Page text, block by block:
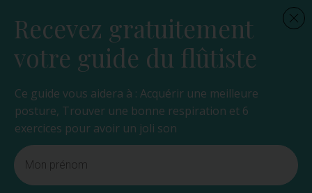
Recevez gratuitement
votre guide du flûtiste
Ce guide vous aidera à : Acquérir une meilleure
posture, Trouver une bonne respiration et 6
exercices pour avoir un joli son